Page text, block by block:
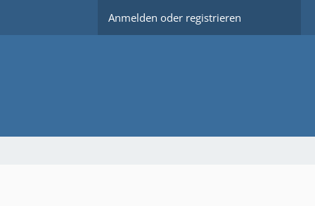
Anmelden oder registrieren